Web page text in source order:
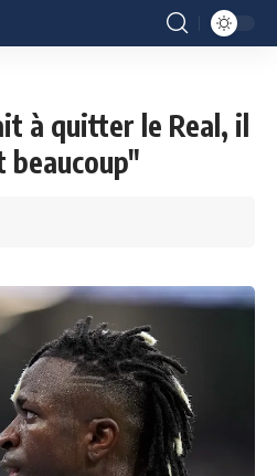
à quitter le Real, il
beaucoup"